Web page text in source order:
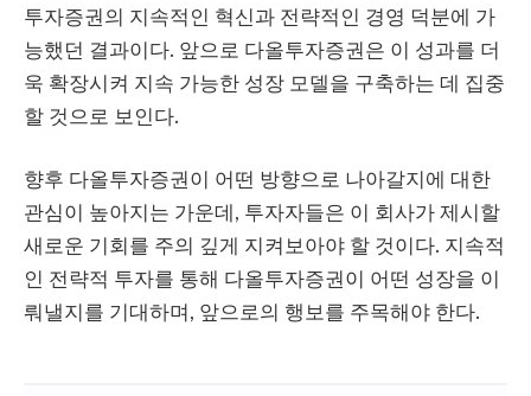
투자증권의 지속적인 혁신과 전략적인 경영 덕분에 가
능했던 결과이다. 앞으로 다올투자증권은 이 성과를 더
욱 확장시켜 지속 가능한 성장 모델을 구축하는 데 집중
할 것으로 보인다.
향후 다올투자증권이 어떤 방향으로 나아갈지에 대한
관심이 높아지는 가운데, 투자자들은 이 회사가 제시할
새로운 기회를 주의 깊게 지켜보아야 할 것이다. 지속적
인 전략적 투자를 통해 다올투자증권이 어떤 성장을 이
뤄낼지를 기대하며, 앞으로의 행보를 주목해야 한다.